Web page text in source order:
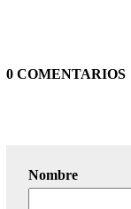
0 COMENTARIOS
Nombre